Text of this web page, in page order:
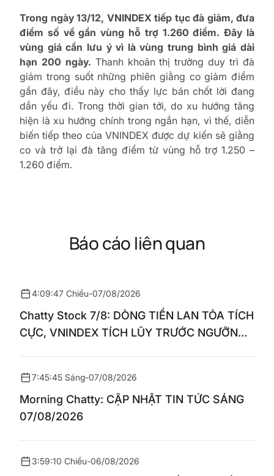
Trong ngày 13/12, VNINDEX tiếp tục đà giảm, đưa
điểm số về gần vùng hỗ trợ 1.260 điểm. Đây là
vùng giá cần lưu ý vì là vùng trung bình giá dài
hạn 200 ngày. Thanh khoản thị trường duy trì đà
giảm trong suốt những phiên giằng co giảm điểm
gần đây, điều này cho thấy lực bán chốt lời đang
dần yếu đi. Trong thời gian tới, do xu hướng tăng
hiện là xu hướng chính trong ngắn hạn, vì thế, diễn
biến tiếp theo của VNINDEX được dự kiến sẽ giằng
co và trở lại đà tăng điểm từ vùng hỗ trợ 1.250 –
1.260 điểm.
Báo cáo liên quan
4:09:47 Chiều-07/08/2026
Chatty Stock 7/8: DÒNG TIỀN LAN TỎA TÍCH
CỰC, VNINDEX TÍCH LŨY TRƯỚC NGƯỠNG
7:45:45 Sáng-07/08/2026
Morning Chatty: CẬP NHẬT TIN TỨC SÁNG
07/08/2026
3:59:10 Chiều-06/08/2026